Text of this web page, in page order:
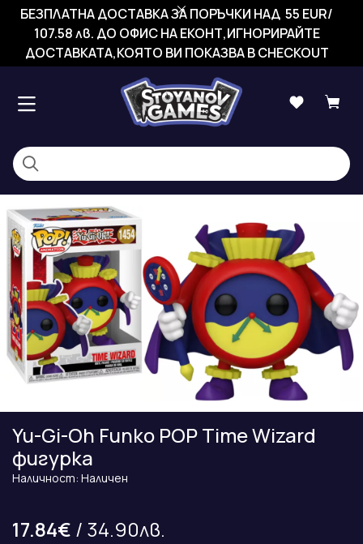
БЕЗПЛАТНА ДОСТАВКА ЗА ПОРЪЧКИ НАД 55 EUR/
107.58 лв. ДО ОФИС НА ЕКОНТ,ИГНОРИРАЙТЕ
ДОСТАВКАТА,КОЯТО ВИ ПОКАЗВА В CHECKOUT
Yu-Gi-Oh Funko POP Time Wizard
фигурка
Наличност: Наличен
17.84€ / 34.90лв.